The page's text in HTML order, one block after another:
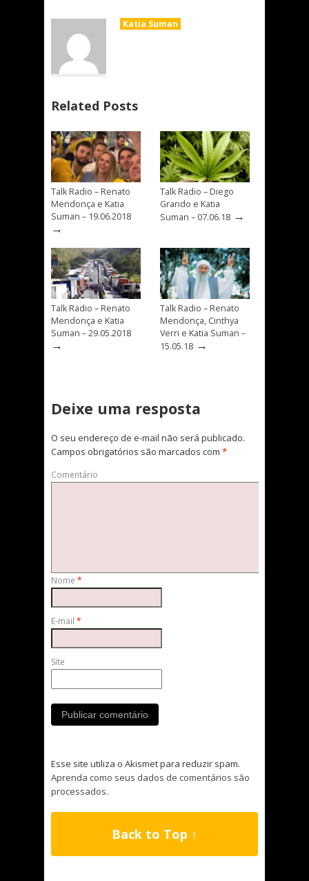
Katia Suman
Related Posts
Talk Radio – Renato
Mendonça e Katia
Suman – 19.06.2018
→
Talk Radio – Diego
Grando e Katia
Suman – 07.06.18 →
Talk Radio – Renato
Mendonça e Katia
Suman – 29.05.2018
→
Talk Radio – Renato
Mendonça, Cinthya
Verri e Katia Suman –
15.05.18 →
Deixe uma resposta
O seu endereço de e-mail não será publicado.
Campos obrigatórios são marcados com *
Comentário
Nome *
E-mail *
Site
Esse site utiliza o Akismet para reduzir spam.
Aprenda como seus dados de comentários são
processados.
Back to Top ↑